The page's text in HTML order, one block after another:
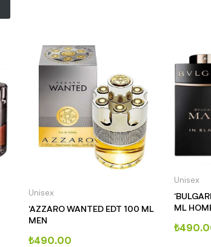
Unisex
‘AZZARO WANTED EDT 100 ML
MEN
₺490.00
Unisex
ML
₺